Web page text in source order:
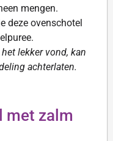
mengen.
deze ovenschotel
lekker vond, kan
achterlaten.
met zalm